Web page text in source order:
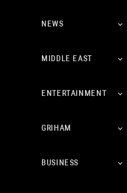
NEWS
MIDDLE EAST
ENTERTAINMENT
GRIHAM
BUSINESS